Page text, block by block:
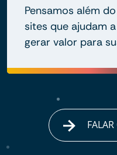
Pensamos além
sites que ajudam
gerar valor para